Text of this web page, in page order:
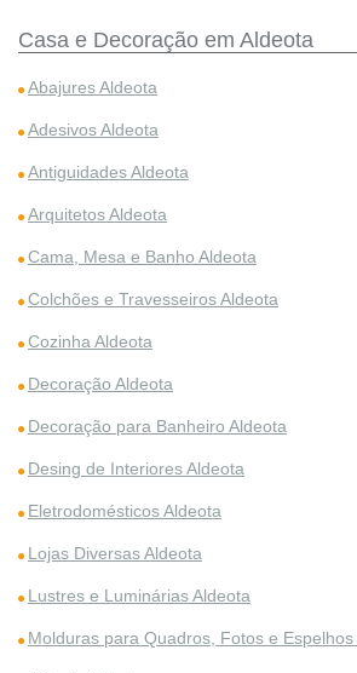
Casa e Decoração em Aldeota
Abajures Aldeota
Adesivos Aldeota
Antiguidades Aldeota
Arquitetos Aldeota
Cama, Mesa e Banho Aldeota
Colchões e Travesseiros Aldeota
Cozinha Aldeota
Decoração Aldeota
Decoração para Banheiro Aldeota
Desing de Interiores Aldeota
Eletrodomésticos Aldeota
Lojas Diversas Aldeota
Lustres e Luminárias Aldeota
Molduras para Quadros, Fotos e Espelhos